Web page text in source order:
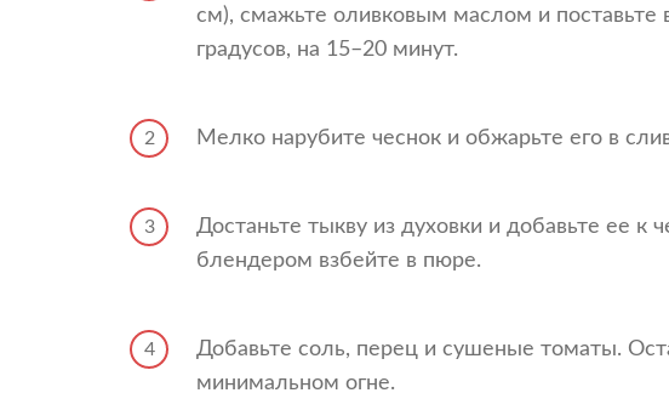
см), смажьте оливковым маслом и поставьте
градусов, на 15–20 минут.
2 Мелко нарубите чеснок и обжарьте его в
3
Достаньте тыкву из духовки и добавьте ее к
блендером взбейте в пюре.
4
Добавьте соль, перец и сушеные томаты.
минимальном огне.